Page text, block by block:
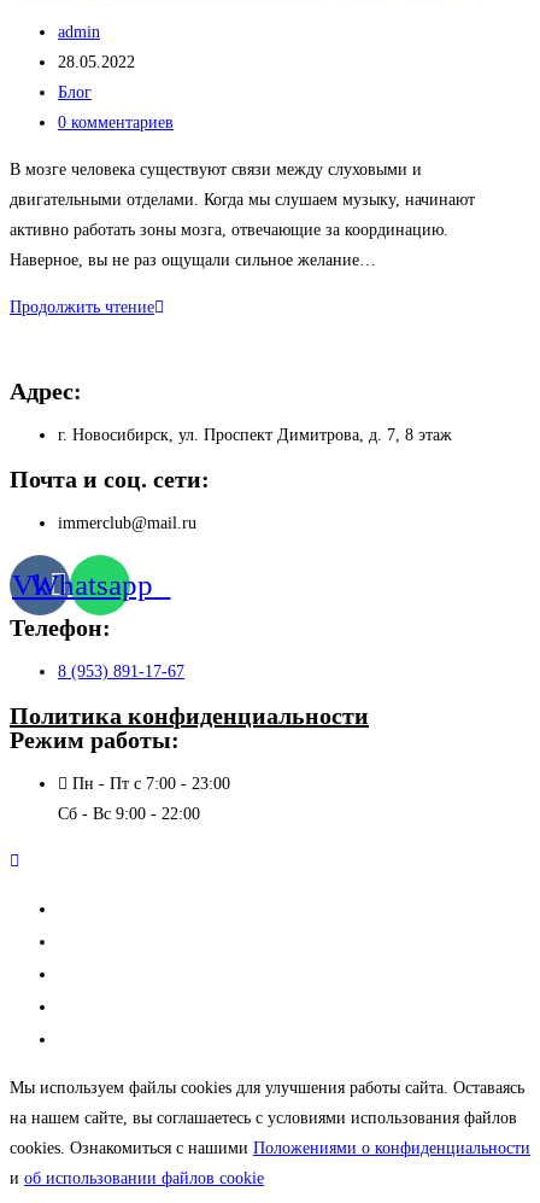
Автор
записи:
admin
Запись
опубликована:
28.05.2022
Рубрика
записи:
Блог
Комментарии
0 комментариев
В мозге человека существуют связи между слуховыми и
двигательными отделами. Когда мы слушаем музыку, начинают
активно работать зоны мозга, отвечающие за координацию. ⠀
Наверное, вы не раз ощущали сильное желание…
Продолжить чтениеКак
тренировку
Адрес:
г. Новосибирск, ул. Проспект Димитрова, д. 7, 8 этаж
Почта и соц. сети:
immerclub@mail.ru
VkWhatsapp
Телефон:
8 (953) 891-17-67
Политика конфиденциальности
Режим работы:
Пн - Пт с 7:00 - 23:00
Сб - Вс 9:00 - 22:00
Мы используем файлы cookies для улучшения работы сайта. Оставаясь
на нашем сайте, вы соглашаетесь с условиями использования файлов
cookies. Ознакомиться с нашими Положениями о конфиденциальности
и об использовании файлов cookie